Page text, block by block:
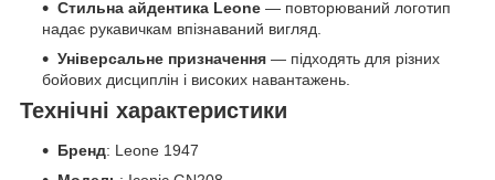
Стильна айдентика Leone — повторюваний логотип
надає рукавичкам впізнаваний вигляд.
Універсальне призначення — підходять для різних
бойових дисциплін і високих навантажень.
Технічні характеристики
Бренд: Leone 1947